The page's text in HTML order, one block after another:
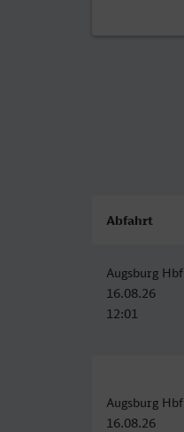
Abfahrt
Augsburg Hbf
16.08.26
12:01
Augsburg Hbf
16.08.26